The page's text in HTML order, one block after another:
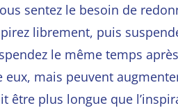
sentez le besoin de
librement, puis
le même temps
mais peuvent
être plus longue que